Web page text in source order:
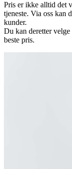
Pris er ikke alltid det
tjeneste. Via oss kan
kunder.
Du kan deretter
beste pris.